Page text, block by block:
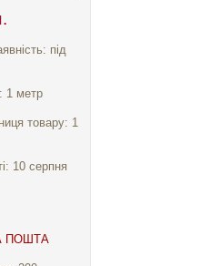
під
1 метр
товару: 1
10 серпня
ПОШТА